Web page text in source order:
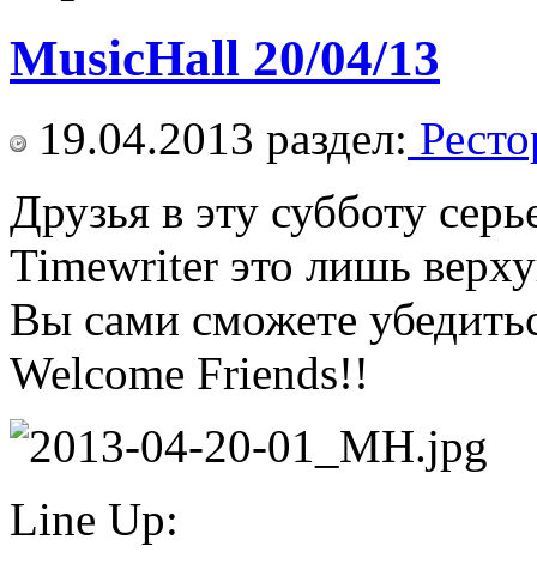
MusicHall 20/04/13
19.04.2013 раздел:
Друзья в эту субботу
Timewriter это лишь
Вы сами сможете
Welcome Friends!!
Line Up: